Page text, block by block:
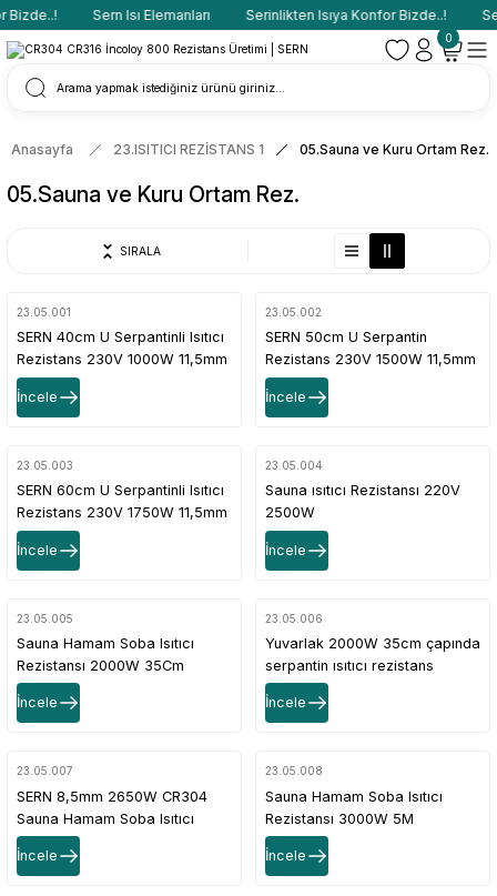
Sern Isı Elemanları Serinlikten Isıya Konfor Bizde..!
0
Anasayfa 23.ISITICI REZİSTANS 1 05.Sauna ve Kuru Ortam Rez.
05.Sauna ve Kuru Ortam Rez.
SIRALA
23.05.001
SERN 40cm U Serpantinli Isıtıcı
Rezistans 230V 1000W 11,5mm
İncele
23.05.002
SERN 50cm U Serpantin
Rezistans 230V 1500W 11,5mm
İncele
23.05.003
SERN 60cm U Serpantinli Isıtıcı
Rezistans 230V 1750W 11,5mm
İncele
23.05.004
Sauna ısıtıcı Rezistansı 220V
2500W
İncele
23.05.005
Sauna Hamam Soba Isıtıcı
Rezistansı 2000W 35Cm
İncele
23.05.006
Yuvarlak 2000W 35cm çapında
serpantin ısıtıcı rezistans
İncele
23.05.007
SERN 8,5mm 2650W CR304
Sauna Hamam Soba Isıtıcı
Rezistansı 230V
İncele
23.05.008
Sauna Hamam Soba Isıtıcı
Rezistansı 3000W 5M
İncele